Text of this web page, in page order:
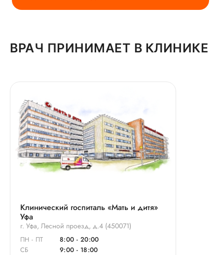
ВРАЧ ПРИНИМАЕТ В КЛИНИКЕ
Клинический госпиталь «Мать и дитя»
Уфа
г. Уфа, Лесной проезд, д.4 (450071)
ПН - ПТ
8:00 - 20:00
СБ
9:00 - 18:00